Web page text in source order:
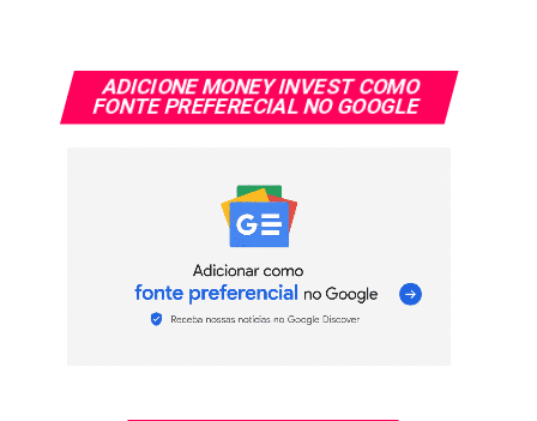
ADICIONE MONEY INVEST COMO
FONTE PREFERECIAL NO GOOGLE